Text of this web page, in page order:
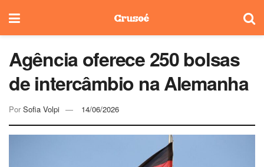
Agência oferece 250 bolsas
de intercâmbio na Alemanha
Por Sofia Volpi 14/06/2026